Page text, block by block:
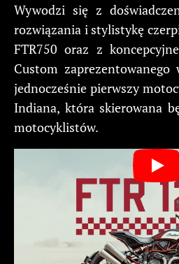
Wywodzi się z
rozwiązania i stylistykę
FTR750 oraz z
Custom
jednocześnie pierwszy
Indiana, która skierowana
motocyklistów.